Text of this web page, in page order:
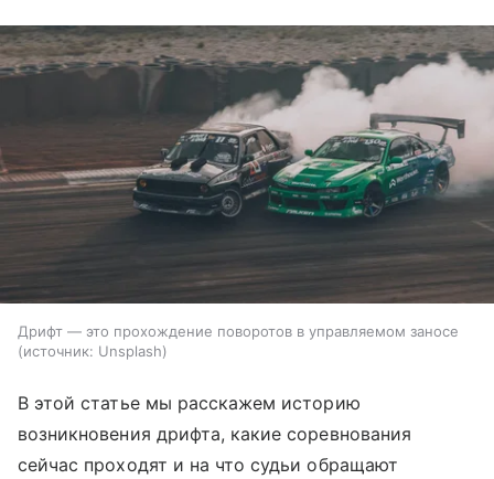
Дрифт — это прохождение поворотов в управляемом заносе
источник: Unsplash
В этой статье мы расскажем историю
возникновения дрифта, какие соревнования
сейчас проходят и на что судьи обращают